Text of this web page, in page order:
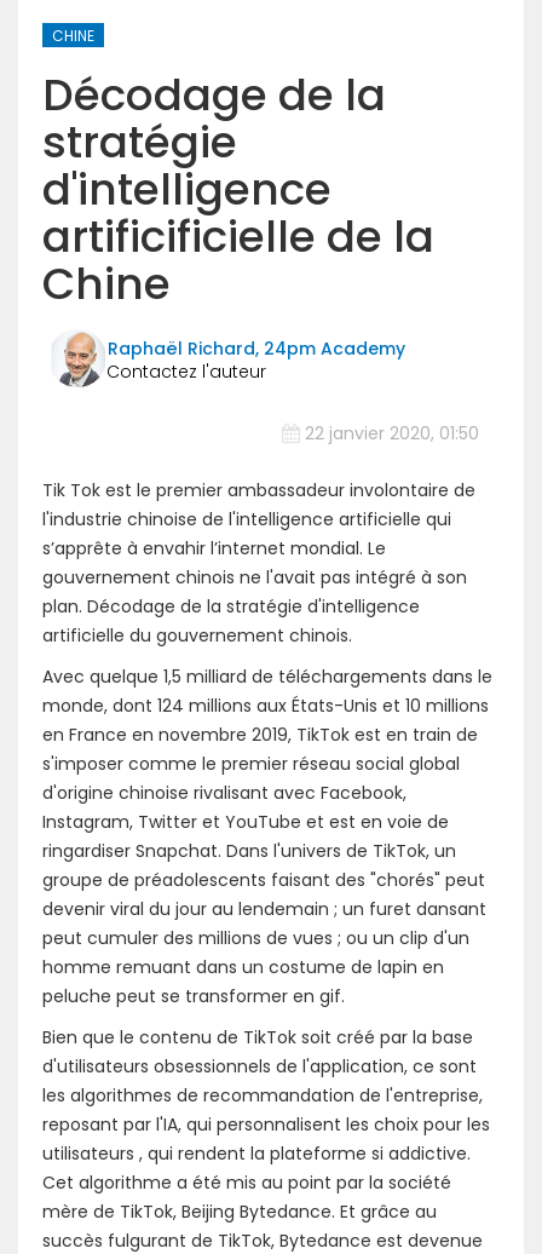
CHINE
Décodage de la
stratégie
d'intelligence
artificificielle de la
Chine
Raphaël Richard, 24pm Academy
22 janvier 2020, 01:50
Tik Tok est le premier ambassadeur involontaire de
l'industrie chinoise de l'intelligence artificielle qui
s’apprête à envahir l’internet mondial. Le
gouvernement chinois ne l'avait pas intégré à son
plan. Décodage de la stratégie d'intelligence
artificielle du gouvernement chinois.
Avec quelque 1,5 milliard de téléchargements dans le
monde, dont 124 millions aux États-Unis et 10 millions
en France en novembre 2019, TikTok est en train de
s'imposer comme le premier réseau social global
d'origine chinoise rivalisant avec Facebook,
Instagram, Twitter et YouTube et est en voie de
ringardiser Snapchat. Dans l'univers de TikTok, un
groupe de préadolescents faisant des "chorés" peut
devenir viral du jour au lendemain ; un furet dansant
peut cumuler des millions de vues ; ou un clip d'un
homme remuant dans un costume de lapin en
peluche peut se transformer en gif.
Bien que le contenu de TikTok soit créé par la base
d'utilisateurs obsessionnels de l'application, ce sont
les algorithmes de recommandation de l'entreprise,
reposant par l'IA, qui personnalisent les choix pour les
utilisateurs , qui rendent la plateforme si addictive.
Cet algorithme a été mis au point par la société
mère de TikTok, Beijing Bytedance. Et grâce au
succès fulgurant de TikTok, Bytedance est devenue